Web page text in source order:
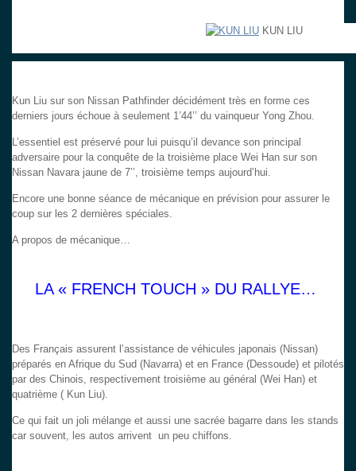
KUN LIU
Kun Liu sur son Nissan Pathfinder décidément très en forme ces
derniers jours échoue à seulement 1’44’’ du vainqueur Yong Zhou.
L’essentiel est préservé pour lui puisqu’il devance son principal
adversaire pour la conquête de la troisième place Wei Han sur son
Nissan Navara jaune de 7’’, troisième temps aujourd’hui.
Encore une bonne séance de mécanique en prévision pour assurer le
coup sur les 2 dernières spéciales.
A propos de mécanique…
LA « FRENCH TOUCH » DU RALLYE…
Des Français assurent l’assistance de véhicules japonais (Nissan)
préparés en Afrique du Sud (Navarra) et en France (Dessoude) et pilotés
par des Chinois, respectivement troisième au général (Wei Han) et
quatrième ( Kun Liu).
Ce qui fait un joli mélange et aussi une sacrée bagarre dans les stands
car souvent, les autos arrivent un peu chiffons.